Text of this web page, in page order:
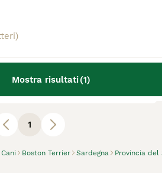
Mostra risultati(1)
Cani Boston Terrier Sardegna Provincia del
Boston Terrier, Pastore Belga
Pastori Belga malinois
1